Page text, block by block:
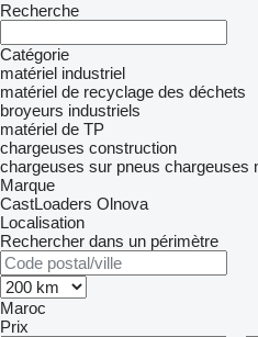
Recherche
Catégorie
matériel industriel
matériel de recyclage des déchets
broyeurs industriels
matériel de TP
chargeuses construction
chargeuses sur pneus chargeuses
Marque
CastLoaders Olnova
Localisation
Rechercher dans un périmètre
Maroc
Prix